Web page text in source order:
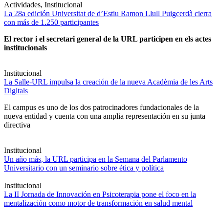
Actividades, Institucional
La 28a edición Universitat de d’Estiu Ramon Llull Puigcerdà cierra
con más de 1.250 participantes
El rector i el secretari general de la URL participen en els actes
institucionals
Institucional
La Salle-URL impulsa la creación de la nueva Acadèmia de les Arts
Digitals
El campus es uno de los dos patrocinadores fundacionales de la
nueva entidad y cuenta con una amplia representación en su junta
directiva
Institucional
Un año más, la URL participa en la Semana del Parlamento
Universitario con un seminario sobre ética y política
Institucional
La II Jornada de Innovación en Psicoterapia pone el foco en la
mentalización como motor de transformación en salud mental